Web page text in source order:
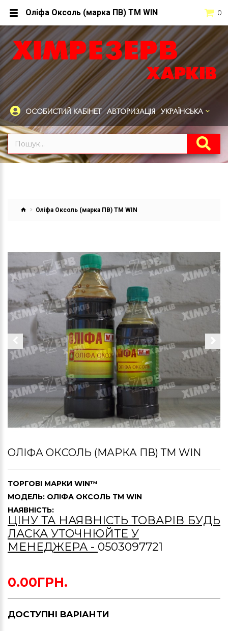
0
ОСОБИСТИЙ КАБІНЕТ АВТОРИЗАЦІЯ УКРАЇНСЬКА
Оліфа Оксоль (марка ПВ) ТМ WIN
ОЛІФА ОКСОЛЬ (МАРКА ПВ) ТМ WIN
ТОРГОВІ МАРКИ WIN™
МОДЕЛЬ: ОЛІФА ОКСОЛЬ ТМ WIN
НАЯВНІСТЬ:
ЦІНУ ТА НАЯВНІСТЬ ТОВАРІВ БУДЬ
ЛАСКА УТОЧНЮЙТЕ У
МЕНЕДЖЕРА - 0503097721
0.00ГРН.
ДОСТУПНІ ВАРІАНТИ
Оліфа Оксоль (марка ПВ) ТМ WIN